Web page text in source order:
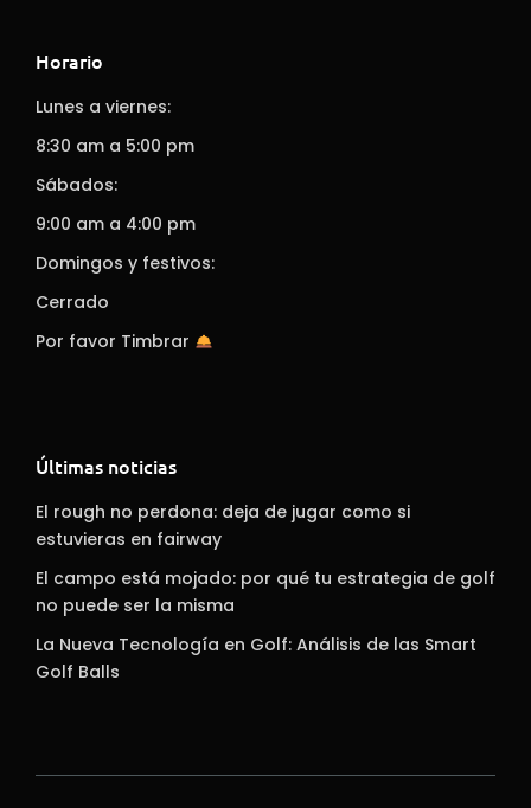
Horario
Lunes a viernes:
8:30 am a 5:00 pm
Sábados:
9:00 am a 4:00 pm
Domingos y festivos:
Cerrado
Por favor Timbrar
Últimas noticias
El rough no perdona: deja de jugar como si
estuvieras en fairway
El campo está mojado: por qué tu estrategia de golf
no puede ser la misma
La Nueva Tecnología en Golf: Análisis de las Smart
Golf Balls